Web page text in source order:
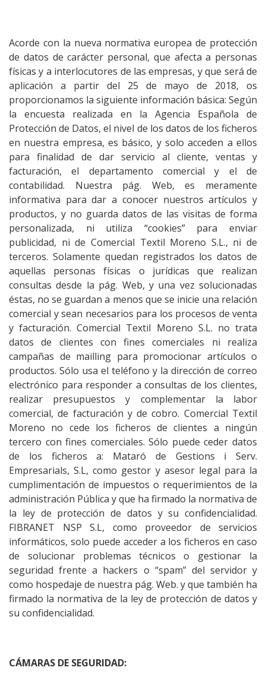
Acorde con la nueva normativa europea de protección
de datos de carácter personal, que afecta a personas
físicas y a interlocutores de las empresas, y que será de
aplicación a partir del 25 de mayo de 2018, os
proporcionamos la siguiente información básica: Según
la encuesta realizada en la Agencia Española de
Protección de Datos, el nivel de los datos de los ficheros
en nuestra empresa, es básico, y solo acceden a ellos
para finalidad de dar servicio al cliente, ventas y
facturación, el departamento comercial y el de
contabilidad. Nuestra pág. Web, es meramente
informativa para dar a conocer nuestros artículos y
productos, y no guarda datos de las visitas de forma
personalizada, ni utiliza “cookies” para enviar
publicidad, ni de Comercial Textil Moreno S.L., ni de
terceros. Solamente quedan registrados los datos de
aquellas personas físicas o jurídicas que realizan
consultas desde la pág. Web, y una vez solucionadas
éstas, no se guardan a menos que se inicie una relación
comercial y sean necesarios para los procesos de venta
y facturación. Comercial Textil Moreno S.L. no trata
datos de clientes con fines comerciales ni realiza
campañas de mailling para promocionar artículos o
productos. Sólo usa el teléfono y la dirección de correo
electrónico para responder a consultas de los clientes,
realizar presupuestos y complementar la labor
comercial, de facturación y de cobro. Comercial Textil
Moreno no cede los ficheros de clientes a ningún
tercero con fines comerciales. Sólo puede ceder datos
de los ficheros a: Mataró de Gestions i Serv.
Empresarials, S.L, como gestor y asesor legal para la
cumplimentación de impuestos o requerimientos de la
administración Pública y que ha firmado la normativa de
la ley de protección de datos y su confidencialidad.
FIBRANET NSP S.L, como proveedor de servicios
informáticos, solo puede acceder a los ficheros en caso
de solucionar problemas técnicos o gestionar la
seguridad frente a hackers o “spam” del servidor y
como hospedaje de nuestra pág. Web. y que también ha
firmado la normativa de la ley de protección de datos y
su confidencialidad.
CÁMARAS DE SEGURIDAD: